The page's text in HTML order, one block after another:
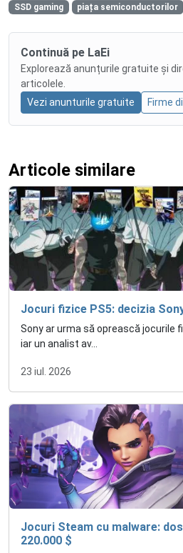
SSD gaming
piața semiconductorilor
Continuă pe LaEi
Explorează anunțurile gratuite și
articolele.
Vezi anunturile gratuite
Firme
Articole similare
Jocuri fizice PS5: decizia
Sony ar urma să oprească jocurile
iar un analist av...
23 iul. 2026
Jocuri Steam cu malware:
220.000 $